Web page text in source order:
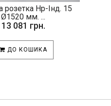
розетка Нр-Інд. 15
Ø1520 мм. ...
13 081 грн.
ДО КОШИКА